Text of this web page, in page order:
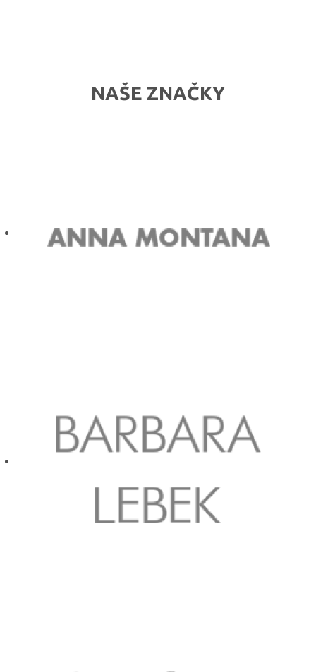
NAŠE ZNAČKY